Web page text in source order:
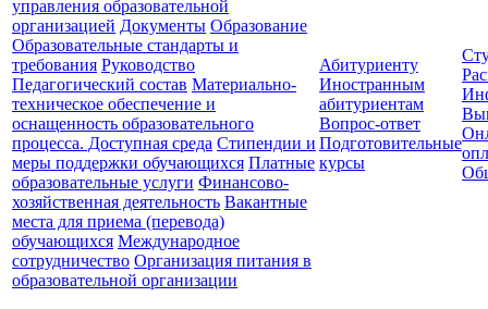
управления образовательной
организацией Документы Образование
Образовательные стандарты и
требования Руководство
Педагогический состав Материально-
техническое обеспечение и
оснащенность образовательного
процесса. Доступная среда Стипендии и
меры поддержки обучающихся Платные
образовательные услуги Финансово-
хозяйственная деятельность Вакантные
места для приема (перевода)
обучающихся Международное
сотрудничество Организация питания в
образовательной организации
Абитуриенту
Иностранным
абитуриентам
Вопрос-ответ
Подготовительные
курсы